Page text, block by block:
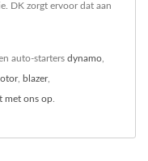
DK zorgt ervoor dat aan
auto-starters dynamo
, blazer,
met ons op